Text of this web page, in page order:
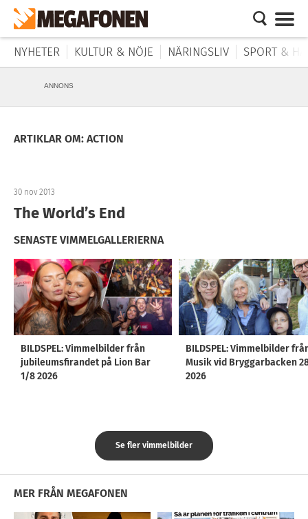
NYHETER KULTUR & NÖJE NÄRINGSLIV SPORT &
ANNONS
ARTIKLAR OM: ACTION
30 nov 2013
The World’s End
SENASTE VIMMELGALLERIERNA
BILDSPEL: Vimmelbilder från
jubileumsfirandet på Lion Bar
1/8 2026
BILDSPEL: Vimmelbilder
Musik vid Bryggarbacken
2026
Se fler vimmelbilder
MER FRÅN MEGAFONEN